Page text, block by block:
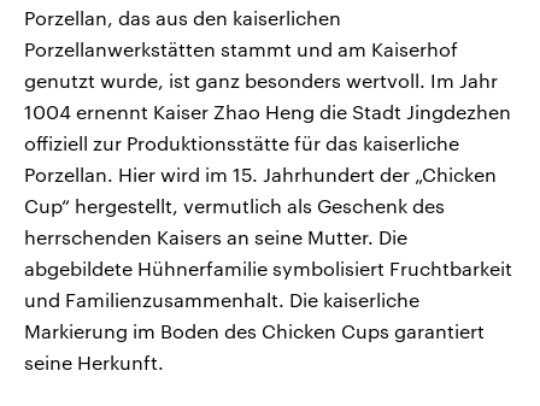
Porzellan, das aus den kaiserlichen
Porzellanwerkstätten stammt und am Kaiserhof
genutzt wurde, ist ganz besonders wertvoll. Im Jahr
1004 ernennt Kaiser Zhao Heng die Stadt Jingdezhen
offiziell zur Produktionsstätte für das kaiserliche
Porzellan. Hier wird im 15. Jahrhundert der „Chicken
Cup“ hergestellt, vermutlich als Geschenk des
herrschenden Kaisers an seine Mutter. Die
abgebildete Hühnerfamilie symbolisiert Fruchtbarkeit
und Familienzusammenhalt. Die kaiserliche
Markierung im Boden des Chicken Cups garantiert
seine Herkunft.